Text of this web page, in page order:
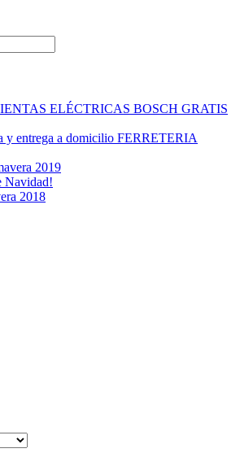
ELÉCTRICAS BOSCH GRATIS
y entrega a domicilio FERRETERIA
2019
Navidad!
2018